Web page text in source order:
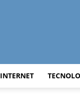
INTERNET